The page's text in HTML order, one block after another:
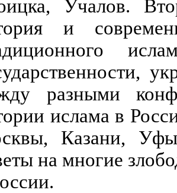
Учалов.
и
разными
ислама в
Казани,
на многие